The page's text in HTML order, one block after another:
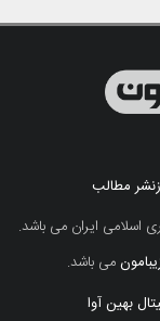
مطالب
اسلامی ایران می باشد.
می باشد.
بهین آوا